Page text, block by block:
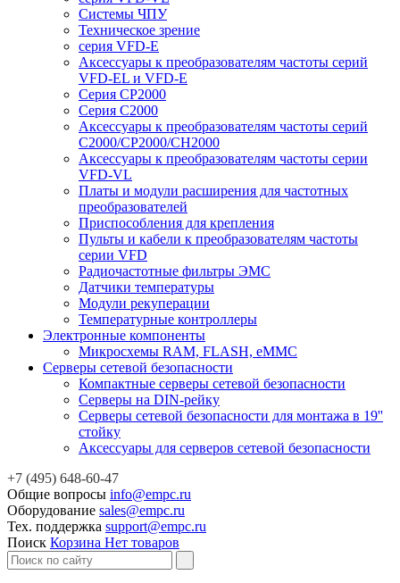
Системы ЧПУ
Техническое зрение
серия VFD-E
Аксессуары к преобразователям частоты серий
VFD-EL и VFD-E
Серия CP2000
Серия C2000
Аксессуары к преобразователям частоты серий
С2000/CP2000/CH2000
Аксессуары к преобразователям частоты серии
VFD-VL
Платы и модули расширения для частотных
преобразователей
Приспособления для крепления
Пульты и кабели к преобразователям частоты
серии VFD
Радиочастотные фильтры ЭМС
Датчики температуры
Модули рекуперации
Температурные контроллеры
Электронные компоненты
Микросхемы RAM, FLASH, eMMC
Серверы сетевой безопасности
Компактные серверы сетевой безопасности
Серверы на DIN-рейку
Серверы сетевой безопасности для монтажа в 19''
стойку
Аксессуары для серверов сетевой безопасности
+7 (495) 648-60-47
Общие вопросы info@empc.ru
Оборудование sales@empc.ru
Тех. поддержка support@empc.ru
Поиск Корзина Нет товаров